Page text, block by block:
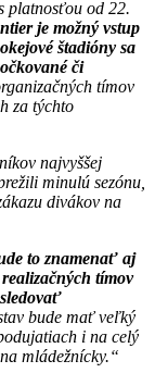
platnosťou od 22.
je možný vstup
štadióny sa
či
tímov
za týchto
najvyššej
minulú sezónu,
divákov na
to znamenať aj
tímov
bude mať veľký
i na celý
mládežnícky.